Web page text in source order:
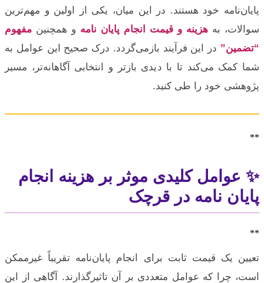
پایان‌نامه خود هستند. در این میان، یکی از اولین و مهم‌ترین
سوالات، به هزینه و قیمت انجام پایان نامه و همچنین مفهوم
“تضمین” در این فرآیند بازمی‌گردد. درک صحیح این عوامل به
شما کمک می‌کند تا با دیدی بازتر و انتخابی آگاهانه‌تر، مسیر
پژوهشی خود را طی کنید.
**
✨ عوامل کلیدی موثر بر هزینه انجام
پایان نامه در قرچک
**
تعیین یک قیمت ثابت برای انجام پایان‌نامه تقریباً غیرممکن
است، چرا که عوامل متعددی بر آن تاثیرگذارند. آگاهی از این